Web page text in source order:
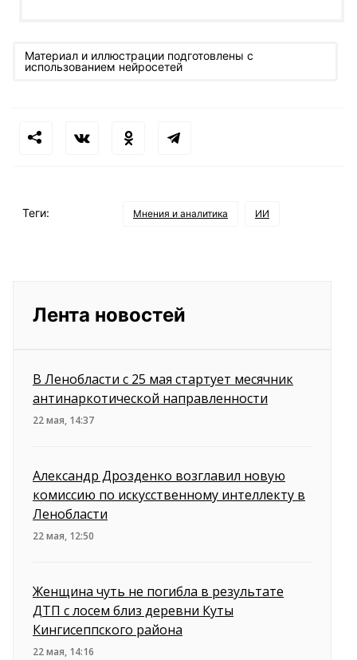
Материал и иллюстрации подготовлены с
использованием нейросетей
Теги: Мнения и аналитика ИИ
Лента новостей
В Ленобласти с 25 мая стартует месячник
антинаркотической направленности
22 мая, 14:37
Александр Дрозденко возглавил новую
комиссию по искусственному интеллекту в
Ленобласти
22 мая, 12:50
Женщина чуть не погибла в результате
ДТП с лосем близ деревни Куты
Кингисеппского района
22 мая, 14:16